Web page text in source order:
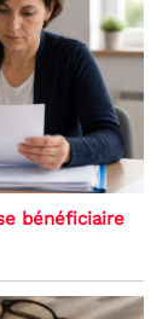
bénéficiaire